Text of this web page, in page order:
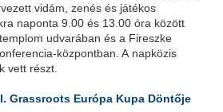
vidám, zenés és játékos
naponta 9.00 és 13.00 óra között
udvarában és a Fireszke
központban. A napközis
vett részt.
Grassroots Európa Kupa Döntője